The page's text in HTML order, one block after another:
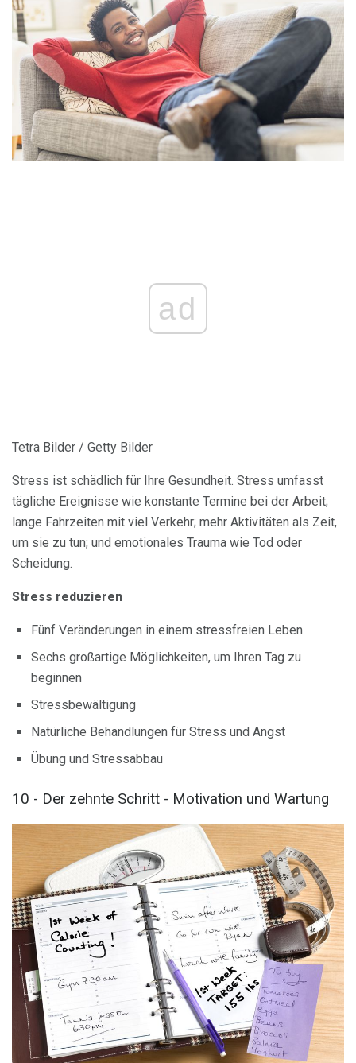
ad
Tetra Bilder / Getty Bilder
Stress ist schädlich für Ihre Gesundheit. Stress umfasst
tägliche Ereignisse wie konstante Termine bei der Arbeit;
lange Fahrzeiten mit viel Verkehr; mehr Aktivitäten als Zeit,
um sie zu tun; und emotionales Trauma wie Tod oder
Scheidung.
Stress reduzieren
Fünf Veränderungen in einem stressfreien Leben
Sechs großartige Möglichkeiten, um Ihren Tag zu
beginnen
Stressbewältigung
Natürliche Behandlungen für Stress und Angst
Übung und Stressabbau
10 - Der zehnte Schritt - Motivation und Wartung